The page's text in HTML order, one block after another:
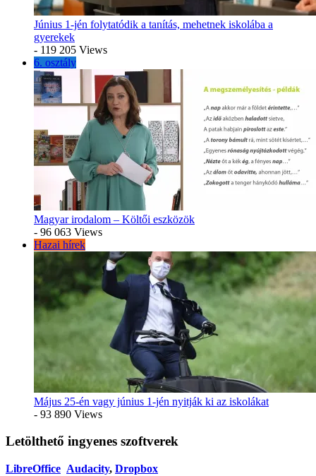
Június 1-jén folytatódik a tanítás, mehetnek iskolába a
gyerekek
- 119 205 Views
6. osztály
Magyar irodalom – Költői eszközök
- 96 063 Views
Hazai hírek
Május 25-én vagy június 1-jén nyitják ki az iskolákat
- 93 890 Views
Letölthető ingyenes szoftverek
LibreOffice Audacity, Dropbox